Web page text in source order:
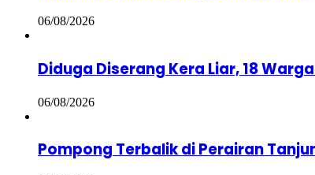
06/08/2026
Diduga Diserang Kera Liar, 18
06/08/2026
Pompong Terbalik di Perairan